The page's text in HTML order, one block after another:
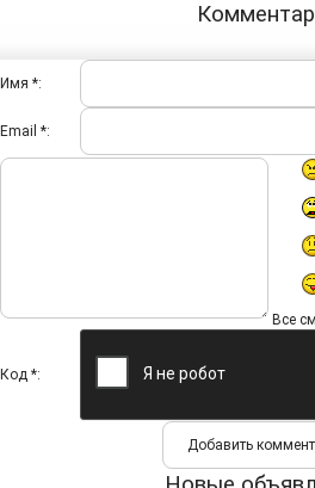
Имя *:
Email *:
Все
Код *: